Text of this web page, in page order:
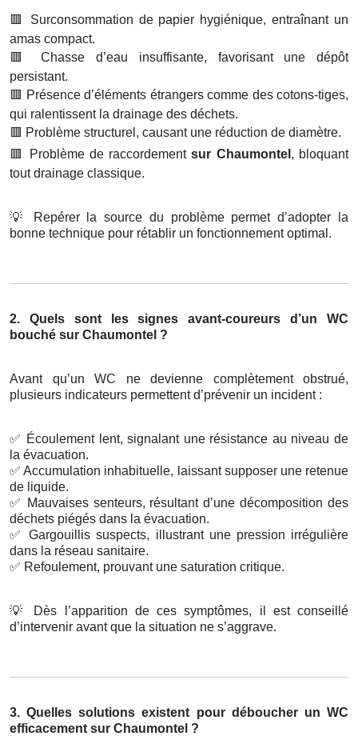
🟥
Surconsommation de papier hygiénique, entraînant un
amas compact.
🟥
Chasse d’eau insuffisante, favorisant une dépôt
persistant.
🟥 Présence d’éléments étrangers comme des cotons-tiges,
qui ralentissent la drainage des déchets.
🟥 Problème structurel, causant une réduction de diamètre.
🟥
Problème de raccordementsur Chaumontel , bloquant
tout drainage classique.
💡
Repérer la source du problème permet d’adopter la
bonne technique pour rétablir un fonctionnement optimal.
2. Quels sont les signes avant-coureurs d’un WC
bouché sur Chaumontel ?
Avant qu’un WC ne devienne complètement obstrué,
plusieurs indicateurs permettent d’prévenir un incident :
✅ Écoulement lent, signalant une résistance au niveau de
la évacuation.
✅ Accumulation inhabituelle, laissant supposer une retenue
de liquide.
✅
Mauvaises senteurs, résultant d’une décomposition des
déchets piégés dans la évacuation.
✅
Gargouillis suspects, illustrant une pression irrégulière
dans la réseau sanitaire.
✅ Refoulement, prouvant une saturation critique.
💡
Dès l’apparition de ces symptômes, il est conseillé
d’intervenir avant que la situation ne s’aggrave.
3. Quelles solutions existent pour déboucher un WC
efficacement sur Chaumontel ?